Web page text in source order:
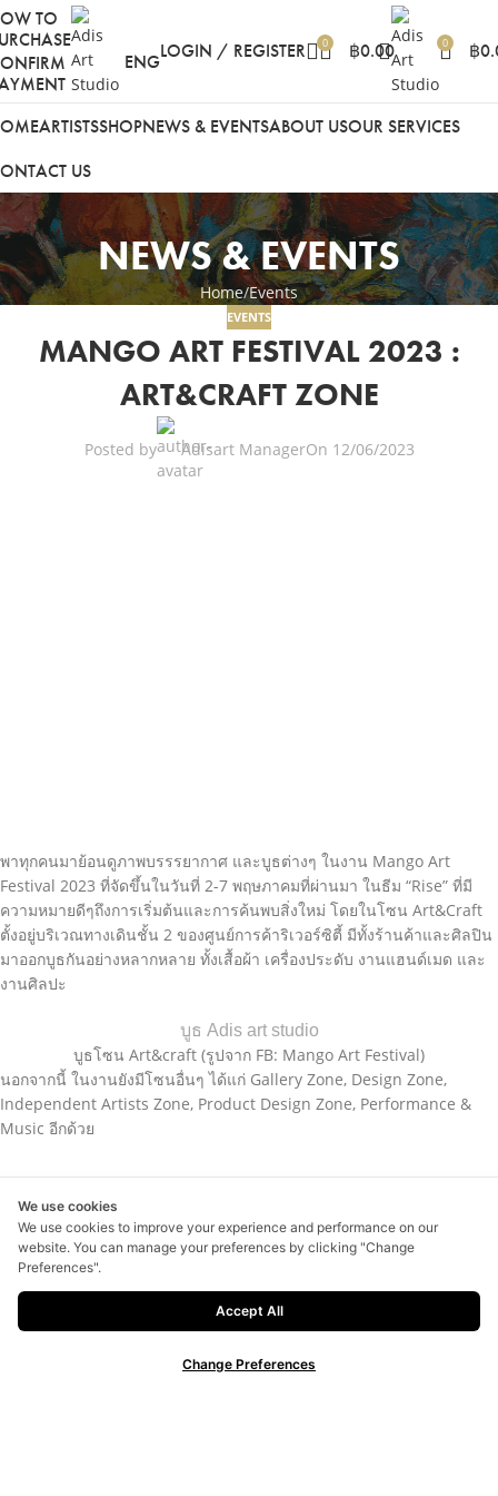
TO
ENGLOGIN / REGISTER 0 ฿0.00 0 ฿
ARTISTSSHOPNEWS & EVENTSABOUT USOUR SERVICES
US
NEWS & EVENTS
Home Events
EVENTS
MANGO ART FESTIVAL 2023 :
ART&CRAFT ZONE
Posted by Adisart ManagerOn 12/06/2023
พาทุกคนมาย้อนดูภาพบรรรยากาศ และบูธต่างๆ ในงาน Mango Art
Festival 2023 ที่จัดขึ้นในวันที่ 2-7 พฤษภาคมที่ผ่านมา ในธีม “Rise” ที่มี
ความหมายดีๆถึงการเริ่มต้นและการค้นพบสิ่งใหม่ โดยในโซน Art&Craft
ตั้งอยู่บริเวณทางเดินชั้น 2 ของศูนย์การค้าริเวอร์ซิตี้ มีทั้งร้านค้าและศิลปิน
มาออกบูธกันอย่างหลากหลาย ทั้งเสื้อผ้า เครื่องประดับ งานแฮนด์เมด และ
งานศิลปะ
บูธ Adis art studio
บูธโซน Art&craft (รูปจาก FB: Mango Art Festival)
นอกจากนี้ ในงานยังมีโซนอื่นๆ ได้แก่ Gallery Zone, Design Zone,
Independent Artists Zone, Product Design Zone, Performance &
Music อีกด้วย
บูธในโซนต่างๆ (รูปจาก FB: Mango Art Festival)
สำหรับผู้ที่พลาดโอกาสไปงานในปีนี้ ทาง Mango จะกลับมาอีกครั้งในวันที่
7 – 12 พฤษภาคม 2567 สามารถติดตามข่าวสารเพิ่มเติมได้ทาง
Facebook : https://www.facebook.com/MangoArtFestival
We use cookies
We use cookies to improve your experience and performance on our
website. You can manage your preferences by clicking "Change
Preferences".
Accept All
Change Preferences